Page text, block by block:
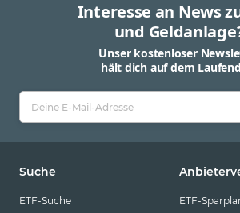
Interesse an News
und
Unser kostenloser
hält dich auf dem
Suche
ETF-Suche
ETF-